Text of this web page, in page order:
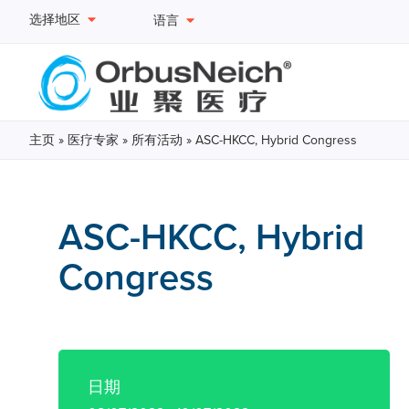
选择地区 语言
主页 » 医疗专家 » 所有活动 » ASC-HKCC, Hybrid Congress
ASC-HKCC, Hybrid
Congress
日期